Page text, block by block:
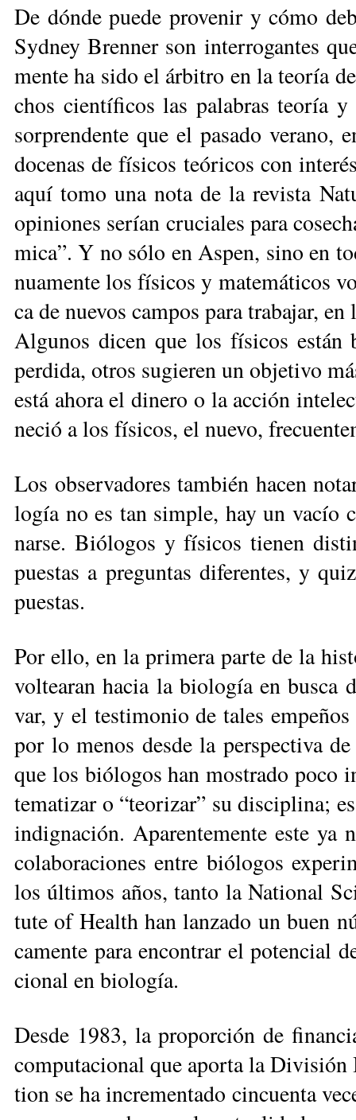
De dón­de pue­de pro­ve­nir y có­mo
Syd­ney Bren­ner son in­te­rro­gan­tes
men­te ha si­do el ár­bi­tro en la teo­ría
chos cien­tí­fi­cos las pa­la­bras teo­ría
sor­pren­den­te que el pa­sa­do ve­ra­no,
do­ce­nas de fí­si­cos teó­ri­cos con
aquí to­mo una no­ta de la re­vis­ta
opi­nio­nes se­rían cru­cia­les pa­ra
mi­ca”. Y no só­lo en As­pen, si­no en
nua­men­te los fí­si­cos y ma­te­má­ti­cos
ca de nue­vos cam­pos pa­ra tra­ba­jar,
Al­gu­nos di­cen que los fí­si­cos es­tán
per­di­da, otros su­gie­ren un ob­je­ti­vo
es­tá aho­ra el di­ne­ro o la ac­ción
ne­ció a los fí­si­cos, el nue­vo,
Los ob­ser­va­do­res tam­bién ha­cen
lo­gía no es tan sim­ple, hay un
nar­se. Bió­lo­gos y fí­si­cos tie­nen
pues­tas a pre­gun­tas di­fe­ren­tes, y
pues­tas.
Por ello, en la pri­me­ra par­te de la
vol­tea­ran ha­cia la bio­lo­gía en bus­ca
var, y el tes­ti­mo­nio de ta­les
por lo me­nos des­de la pers­pec­ti­va
que los bió­lo­gos han mos­tra­do po­co
te­ma­ti­zar o “teo­ri­zar” su dis­ci­pli­na;
in­dig­na­ción. Apa­ren­te­men­te es­te ya
co­la­bo­ra­cio­nes en­tre bió­lo­gos
los úl­ti­mos años, tan­to la Na­tio­nal
tu­te of Health han lan­za­do un buen
ca­men­te pa­ra en­con­trar el po­ten­cial
cio­nal en bio­logía.
Des­de 1983, la pro­por­ción de
com­pu­ta­cio­nal que apor­ta la
tion se ha in­cre­men­ta­do cin­cuen­ta